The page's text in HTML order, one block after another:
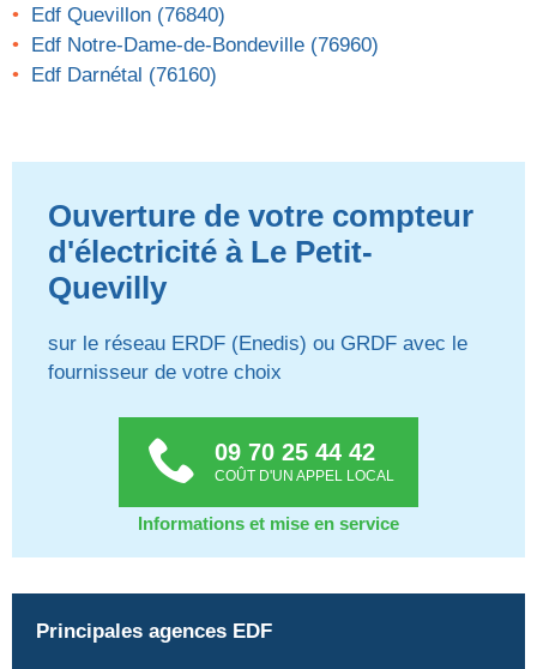
Edf Quevillon (76840)
Edf Notre-Dame-de-Bondeville (76960)
Edf Darnétal (76160)
Ouverture de votre compteur
d'électricité à Le Petit-
Quevilly
sur le réseau ERDF (Enedis) ou GRDF avec le
fournisseur de votre choix
09 70 25 44 42
COÛT D'UN APPEL LOCAL
Informations et mise en service
Principales agences EDF